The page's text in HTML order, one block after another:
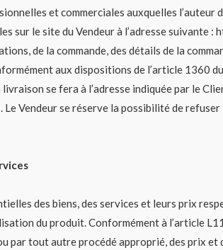
et commerciales auxquelles
sur le site du Vendeur à l’adresse suivante
de la commande, des détails de la
aux dispositions de l’article 1360
se fera à l’adresse indiquée par le
Vendeur se réserve la possibilité de
des biens, des services et leurs prix
du produit. Conformément à l’article
par tout autre procédé approprié, des prix